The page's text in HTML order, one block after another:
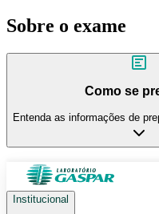
Sobre o exame
Como se
Entenda as informações de
Institucional